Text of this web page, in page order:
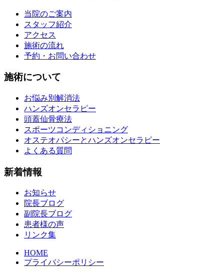
当院のご案内
スタッフ紹介
アクセス
施術の流れ
予約・お問い合わせ
施術について
お悩み別解消法
ハンズオンセラピー
頭蓋仙骨療法
スポーツコンディショニング
オステオパシーとハンズオンセラピー
よくある質問
新着情報
お知らせ
院長ブログ
副院長ブログ
患者様の声
リンク集
HOME
プライバシーポリシー